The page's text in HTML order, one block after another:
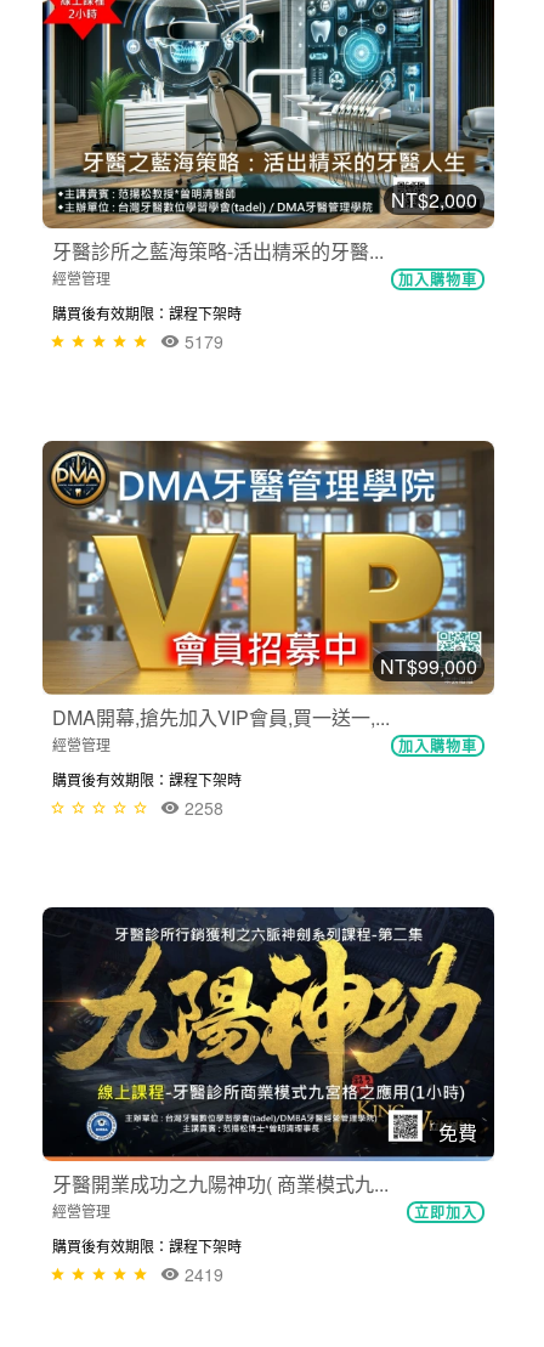
NT$2,000
牙醫診所之藍海策略-活出精采的牙醫...
經營管理 加入購物車
購買後有效期限：課程下架時
5179
NT$99,000
DMA開幕,搶先加入VIP會員,買一送一,...
經營管理 加入購物車
購買後有效期限：課程下架時
2258
免費
牙醫開業成功之九陽神功( 商業模式九...
經營管理 立即加入
購買後有效期限：課程下架時
2419